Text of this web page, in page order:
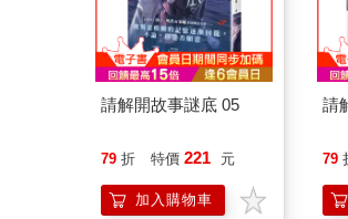
請解開故事謎底 05
79 折 特價 221 元
加入購物車
請
79